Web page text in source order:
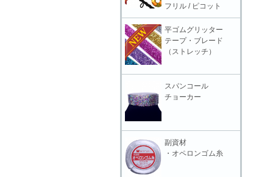
フリル / ピコット
平ゴムグリッター
テープ・ブレード
（ストレッチ）
スパンコール
チョーカー
副資材
・オペロンゴム糸